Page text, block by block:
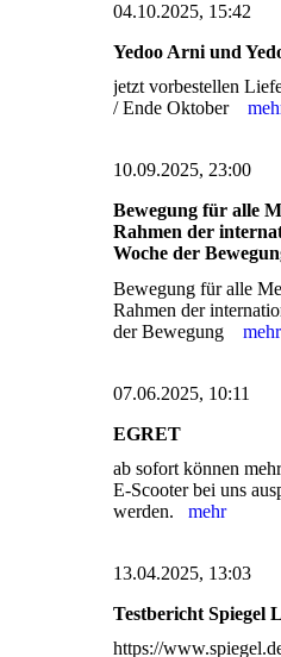
04.10.2025, 15:42
Yedoo Arni und
jetzt vorbestellen
/ Ende Oktober
10.09.2025, 23:00
Bewegung für alle
Rahmen der
Woche der
Bewegung für alle
Rahmen der
der Bewegung mehr
07.06.2025, 10:11
EGRET
ab sofort können
E-Scooter bei uns
werden. mehr
13.04.2025, 13:03
Testbericht Spiegel
https://